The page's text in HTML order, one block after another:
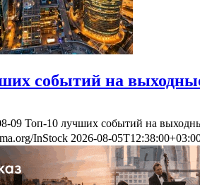
событий на
09 Топ-10 лучших событий на
InStock 2026-08-